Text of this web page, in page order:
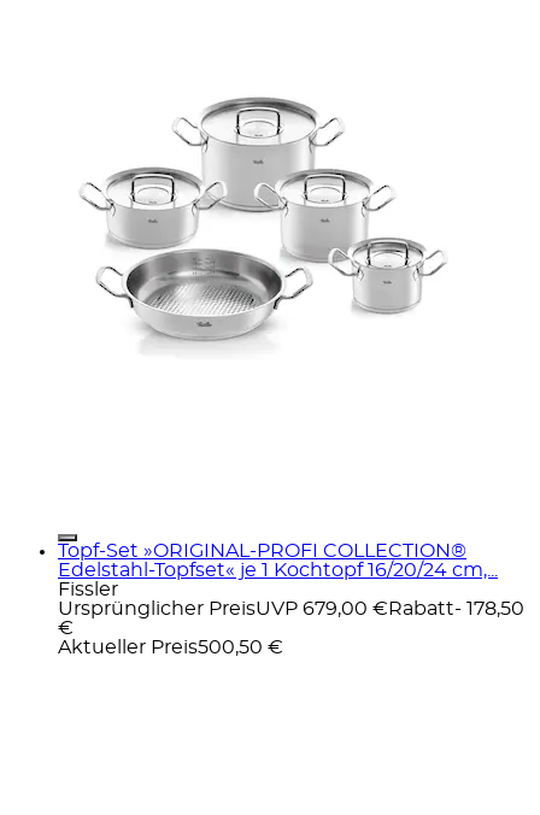
Topf-Set »ORIGINAL-PROFI COLLECTION®
Edelstahl-Topfset« je 1 Kochtopf 16/20/24 cm,...
Fissler
Ursprünglicher PreisUVP 679,00 € Rabatt- 178,50
€
Aktueller Preis500,50 €